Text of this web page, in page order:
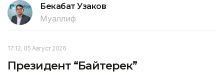
Бекабат Узаков
Муаллиф
17:12, 05 Август 2026
Президент “Байтерек”